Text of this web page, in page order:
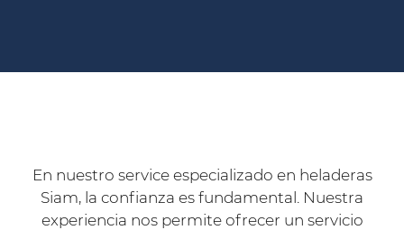
En nuestro service especializado en heladeras
Siam, la confianza es fundamental. Nuestra
experiencia nos permite ofrecer un servicio